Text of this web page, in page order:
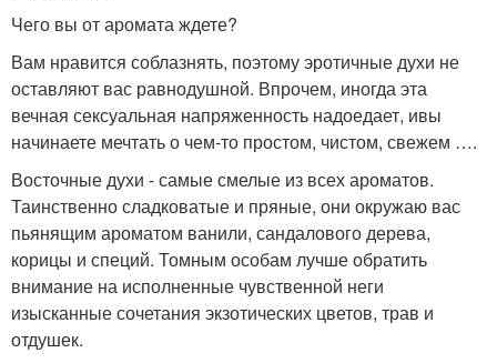
Чего вы от аромата ждете?
Вам нравится соблазнять, поэтому эротичные духи не
оставляют вас равнодушной. Впрочем, иногда эта
вечная сексуальная напряженность надоедает, ивы
начинаете мечтать о чем-то простом, чистом, свежем ….
Восточные духи - самые смелые из всех ароматов.
Таинственно сладковатые и пряные, они окружаю вас
пьянящим ароматом ванили, сандалового дерева,
корицы и специй. Томным особам лучше обратить
внимание на исполненные чувственной неги
изысканные сочетания экзотических цветов, трав и
отдушек.